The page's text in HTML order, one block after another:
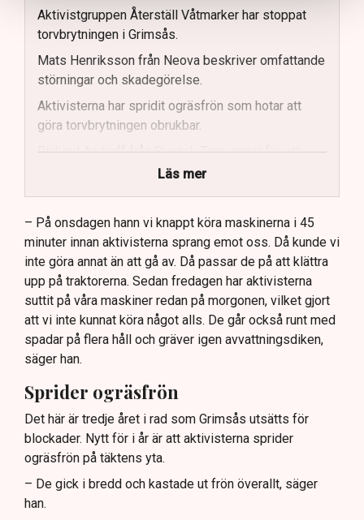
Aktivistgruppen Återställ Våtmarker har stoppat
torvbrytningen i Grimsås.
Mats Henriksson från Neova beskriver omfattande
störningar och skadegörelse.
Aktivisterna har spridit ogräsfrön som hotar att
göra torvbrytningen obrukbar.
Rickard Axdorff från Svensk Torv varnar för ett
stort ekonomiskt sabotage.
Dialogpolisen på plats står maktlös inför
aktivisternas handlingar.
Frågor kvarstår om finansiering av illegal aktivism.
Läs mer
– På onsdagen hann vi knappt köra maskinerna i 45
minuter innan aktivisterna sprang emot oss. Då kunde vi
inte göra annat än att gå av. Då passar de på att klättra
upp på traktorerna. Sedan fredagen har aktivisterna
suttit på våra maskiner redan på morgonen, vilket gjort
att vi inte kunnat köra något alls. De går också runt med
spadar på flera håll och gräver igen avvattningsdiken,
säger han.
Sprider ogräsfrön
Det här är tredje året i rad som Grimsås utsätts för
blockader. Nytt för i år är att aktivisterna sprider
ogräsfrön på täktens yta.
– De gick i bredd och kastade ut frön överallt, säger
han.